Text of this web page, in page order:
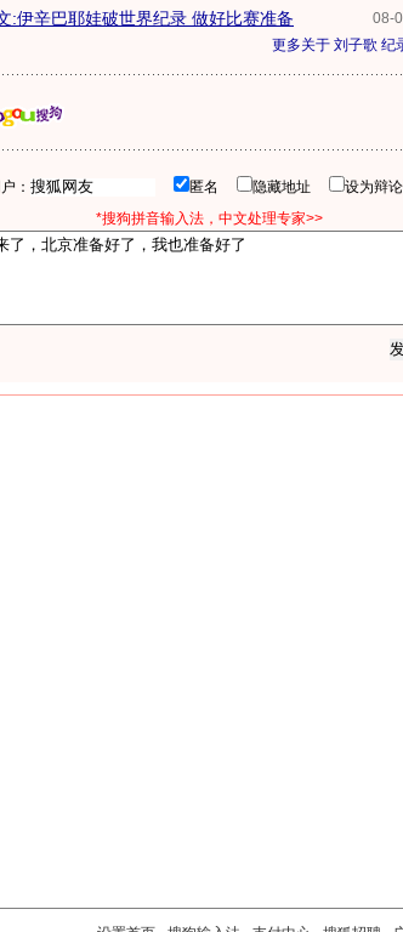
08-
:伊辛巴耶娃破世界纪录 做好比赛准备
更多关于 刘子歌 纪
： 匿名 隐藏地址
设为辩
*搜狗拼音输入法，中文处理专家>>